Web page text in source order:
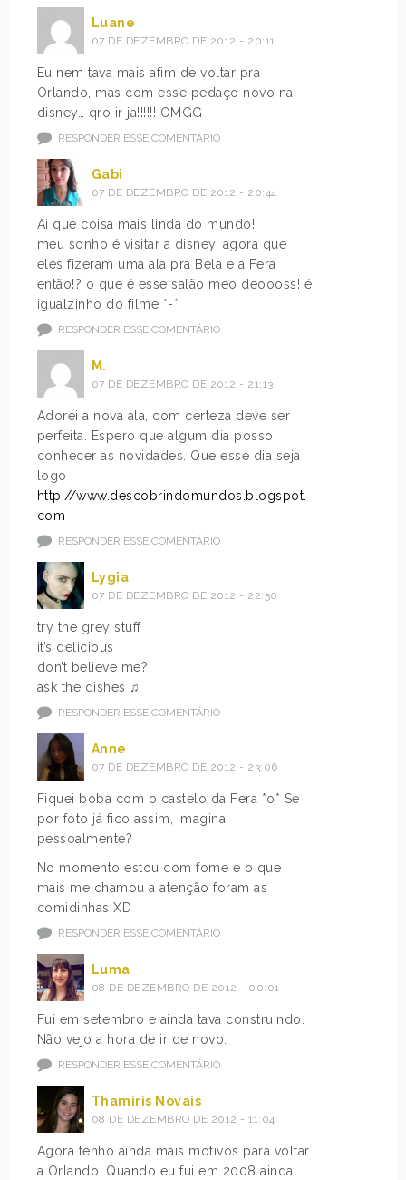
Luane
07 DE DEZEMBRO DE 2012 - 20:11
Eu nem tava mais afim de voltar pra
Orlando, mas com esse pedaço novo na
disney… qro ir ja!!!!!! OMGG
RESPONDER ESSE COMENTÁRIO
Gabi
07 DE DEZEMBRO DE 2012 - 20:44
Ai que coisa mais linda do mundo!!
meu sonho é visitar a disney, agora que
eles fizeram uma ala pra Bela e a Fera
então!? o que é esse salão meo deoooss! é
igualzinho do filme *-*
RESPONDER ESSE COMENTÁRIO
M.
07 DE DEZEMBRO DE 2012 - 21:13
Adorei a nova ala, com certeza deve ser
perfeita. Espero que algum dia posso
conhecer as novidades. Que esse dia seja
logo
http://www.descobrindomundos.blogspot.
com
RESPONDER ESSE COMENTÁRIO
Lygia
07 DE DEZEMBRO DE 2012 - 22:50
try the grey stuff
it’s delicious
don’t believe me?
ask the dishes ♫
RESPONDER ESSE COMENTÁRIO
Anne
07 DE DEZEMBRO DE 2012 - 23:06
Fiquei boba com o castelo da Fera *o* Se
por foto já fico assim, imagina
pessoalmente?
No momento estou com fome e o que
mais me chamou a atenção foram as
comidinhas XD
RESPONDER ESSE COMENTÁRIO
Luma
08 DE DEZEMBRO DE 2012 - 00:01
Fui em setembro e ainda tava construindo.
Não vejo a hora de ir de novo.
RESPONDER ESSE COMENTÁRIO
Thamiris Novais
08 DE DEZEMBRO DE 2012 - 11:04
Agora tenho ainda mais motivos para voltar
a Orlando. Quando eu fui em 2008 ainda